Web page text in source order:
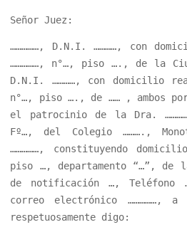
jurídico"
Señor Juez:
……………, D.N.I. …………, con
……………, n°…, piso …., de la
D.N.I. …………, con domicilio
n°…, piso …., de …… , ambos
el patrocinio de la Dra.
Fº…, del Colegio ……….,
……………, constituyendo
piso …, departamento “…”, de
de notificación …, Teléfono
correo electrónico ……………, a
respetuosamente digo: